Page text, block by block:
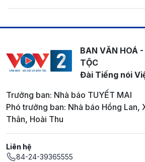
BAN VĂN HOÁ
TỘC
Đài Tiếng nói
Trưởng ban: Nhà báo TUYẾT MAI
Phó trưởng ban: Nhà báo Hồng Lan,
Thân, Hoài Thu
Liên hệ
84-24-39365555